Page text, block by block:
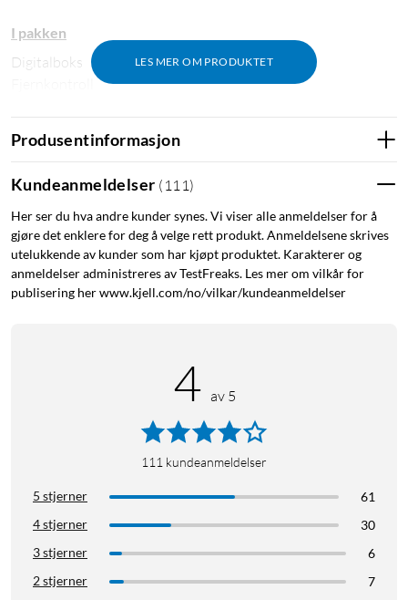
LES MER OM PRODUKTET
I pakken
Digitalboks
Produsentinformasjon
Kundeanmeldelser ( 111 )
Her ser du hva andre kunder synes. Vi viser alle anmeldelser for å
gjøre det enklere for deg å velge rett produkt. Anmeldelsene skrives
utelukkende av kunder som har kjøpt produktet. Karakterer og
anmeldelser administreres av TestFreaks. Les mer om vilkår for
publisering her www.kjell.com/no/vilkar/kundeanmeldelser
4 av 5
111 kundeanmeldelser
5 stjerner
61
4 stjerner
30
3 stjerner
6
2 stjerner
7